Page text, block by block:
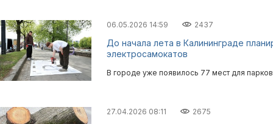
06.05.2026 14:59 2437
До начала лета в Калининграде
электросамокатов
В городе уже появилось 77 мест для
27.04.2026 08:11 2675